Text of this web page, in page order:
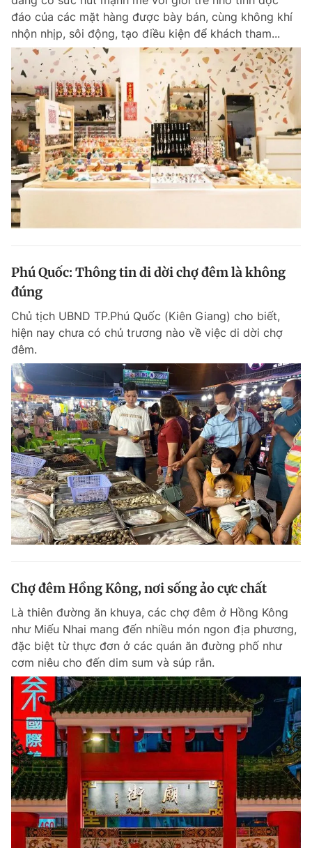
đáo của các mặt hàng được bày bán, cùng không khí
nhộn nhịp, sôi động, tạo điều kiện để khách tham...
Phú Quốc: Thông tin di dời chợ đêm là không
đúng
Chủ tịch UBND TP.Phú Quốc (Kiên Giang) cho biết,
hiện nay chưa có chủ trương nào về việc di dời chợ
đêm.
Chợ đêm Hồng Kông, nơi sống ảo cực chất
Là thiên đường ăn khuya, các chợ đêm ở Hồng Kông
như Miếu Nhai mang đến nhiều món ngon địa phương,
đặc biệt từ thực đơn ở các quán ăn đường phố như
cơm niêu cho đến dim sum và súp rắn.